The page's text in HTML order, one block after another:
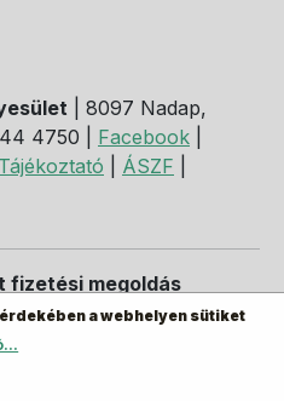
| 8097 Nadap,
4750 | Facebook
ÁSZF
fizetési megoldás
a webhelyen sütiket